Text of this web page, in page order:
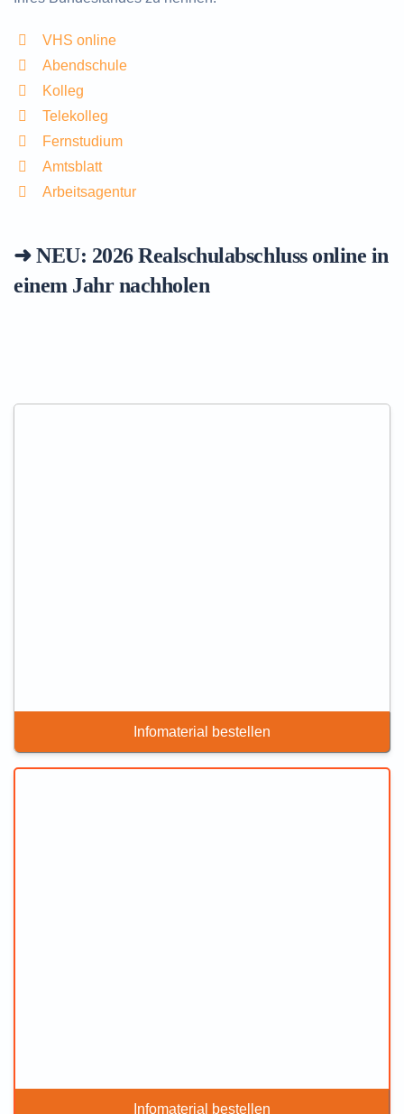
VHS online
Abendschule
Kolleg
Telekolleg
Fernstudium
Amtsblatt
Arbeitsagentur
➜ NEU: 2026Realschulabschluss online in
einem Jahr nachholen
Infomaterial bestellen
Infomaterial bestellen